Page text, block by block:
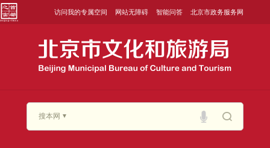
访问我的专属空间 网站无障碍 智能问答 北京市政务服务网
搜本网